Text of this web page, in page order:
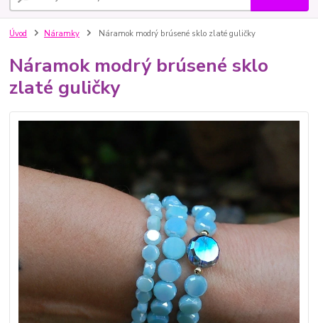
Úvod Náramky Náramok modrý brúsené sklo zlaté guličky
Náramok modrý brúsené sklo
zlaté guličky